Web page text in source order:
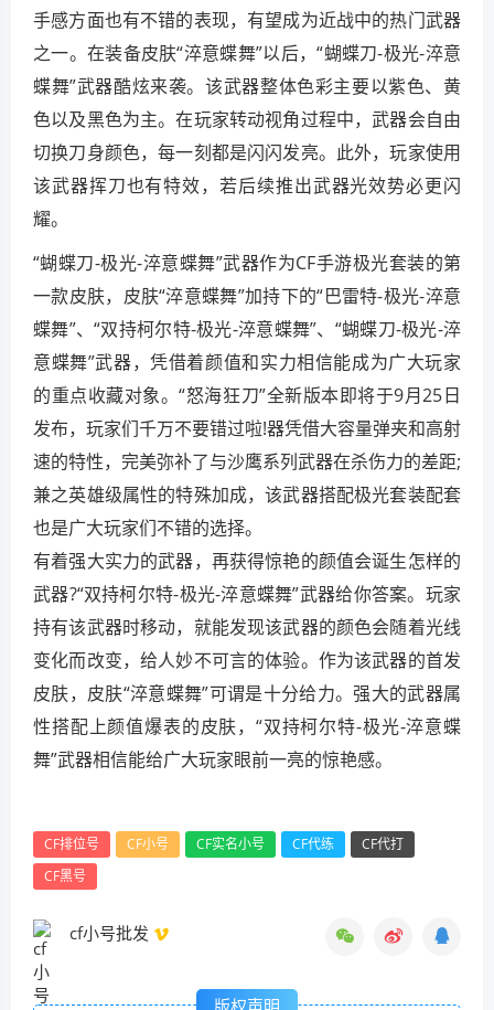
手感方面也有不错的表现，有望成为近战中的热门武器
之一。在装备皮肤“淬意蝶舞”以后，“蝴蝶刀-极光-淬意
蝶舞”武器酷炫来袭。该武器整体色彩主要以紫色、黄
色以及黑色为主。在玩家转动视角过程中，武器会自由
切换刀身颜色，每一刻都是闪闪发亮。此外，玩家使用
该武器挥刀也有特效，若后续推出武器光效势必更闪
耀。
“蝴蝶刀-极光-淬意蝶舞”武器作为CF手游极光套装的第
一款皮肤，皮肤“淬意蝶舞”加持下的“巴雷特-极光-淬意
蝶舞”、“双持柯尔特-极光-淬意蝶舞”、“蝴蝶刀-极光-淬
意蝶舞”武器，凭借着颜值和实力相信能成为广大玩家
的重点收藏对象。“怒海狂刀”全新版本即将于9月25日
发布，玩家们千万不要错过啦!器凭借大容量弹夹和高射
速的特性，完美弥补了与沙鹰系列武器在杀伤力的差距;
兼之英雄级属性的特殊加成，该武器搭配极光套装配套
也是广大玩家们不错的选择。
有着强大实力的武器，再获得惊艳的颜值会诞生怎样的
武器?“双持柯尔特-极光-淬意蝶舞”武器给你答案。玩家
持有该武器时移动，就能发现该武器的颜色会随着光线
变化而改变，给人妙不可言的体验。作为该武器的首发
皮肤，皮肤“淬意蝶舞”可谓是十分给力。强大的武器属
性搭配上颜值爆表的皮肤，“双持柯尔特-极光-淬意蝶
舞”武器相信能给广大玩家眼前一亮的惊艳感。
CF排位号 CF小号 CF实名小号 CF代练
CF代打
CF黑号
cf小号批发
版权声明